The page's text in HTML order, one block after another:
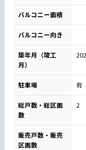
バルコニー面積
バルコニー向き
築年月（竣工
月）
駐車場 有
総戸数・総区画
数
2
販売戸数・販売
区画数